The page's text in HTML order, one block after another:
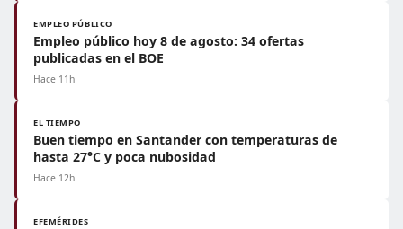
EMPLEO PÚBLICO
Empleo público hoy 8 de agosto: 34 ofertas
publicadas en el BOE
Hace 11h
EL TIEMPO
Buen tiempo en Santander con temperaturas de
hasta 27°C y poca nubosidad
Hace 12h
EFEMÉRIDES